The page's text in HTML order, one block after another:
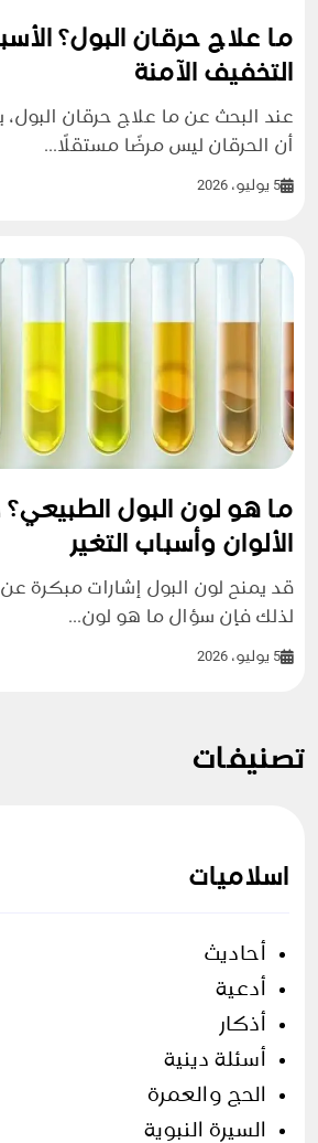
ما علاج حرقان البول؟
التخفيف الآمنة
عند البحث عن ما علاج حرقان البول،
أن الحرقان ليس مرضًا مستقلًا...
5 يوليو، 2026
ما هو لون البول الطبيعي؟
الألوان وأسباب التغير
قد يمنح لون البول إشارات مبكرة
لذلك فإن سؤال ما هو لون...
5 يوليو، 2026
تصنيفات
اسلاميات
أحاديث
أدعية
أذكار
أسئلة دينية
الحج والعمرة
السيرة النبوية